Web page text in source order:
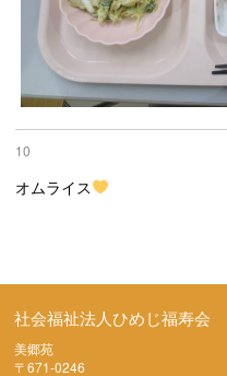
10
オムライス
社会福祉法人ひめじ福寿会
美郷苑
〒671-0246